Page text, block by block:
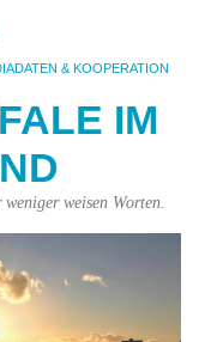
& KOOPERATION
IM
weisen Worten.